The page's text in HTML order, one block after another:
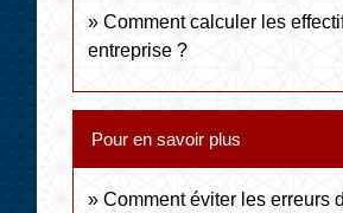
Comment calculer les
entreprise ?
Pour en savoir plus
Comment éviter les erreurs